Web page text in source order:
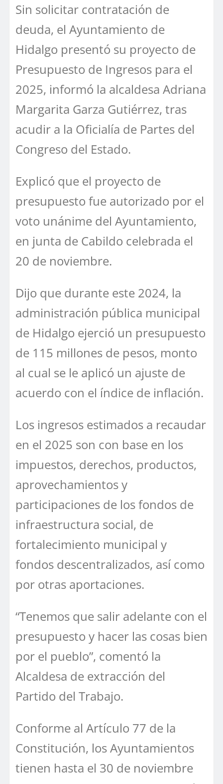
Sin solicitar contratación de
deuda, el Ayuntamiento de
Hidalgo presentó su proyecto de
Presupuesto de Ingresos para el
2025, informó la alcaldesa Adriana
Margarita Garza Gutiérrez, tras
acudir a la Oficialía de Partes del
Congreso del Estado.
Explicó que el proyecto de
presupuesto fue autorizado por el
voto unánime del Ayuntamiento,
en junta de Cabildo celebrada el
20 de noviembre.
Dijo que durante este 2024, la
administración pública municipal
de Hidalgo ejerció un presupuesto
de 115 millones de pesos, monto
al cual se le aplicó un ajuste de
acuerdo con el índice de inflación.
Los ingresos estimados a recaudar
en el 2025 son con base en los
impuestos, derechos, productos,
aprovechamientos y
participaciones de los fondos de
infraestructura social, de
fortalecimiento municipal y
fondos descentralizados, así como
por otras aportaciones.
“Tenemos que salir adelante con el
presupuesto y hacer las cosas bien
por el pueblo”, comentó la
Alcaldesa de extracción del
Partido del Trabajo.
Conforme al Artículo 77 de la
Constitución, los Ayuntamientos
tienen hasta el 30 de noviembre